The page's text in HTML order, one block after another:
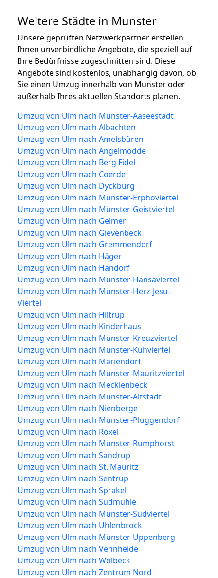
Weitere Städte in Munster
Unsere geprüften Netzwerkpartner erstellen
Ihnen unverbindliche Angebote, die speziell auf
Ihre Bedürfnisse zugeschnitten sind. Diese
Angebote sind kostenlos, unabhängig davon, ob
Sie einen Umzug innerhalb von Munster oder
außerhalb Ihres aktuellen Standorts planen.
Umzug von Ulm nach Münster-Aaseestadt
Umzug von Ulm nach Albachten
Umzug von Ulm nach Amelsbüren
Umzug von Ulm nach Angelmodde
Umzug von Ulm nach Berg Fidel
Umzug von Ulm nach Coerde
Umzug von Ulm nach Dyckburg
Umzug von Ulm nach Münster-Erphoviertel
Umzug von Ulm nach Münster-Geistviertel
Umzug von Ulm nach Gelmer
Umzug von Ulm nach Gievenbeck
Umzug von Ulm nach Gremmendorf
Umzug von Ulm nach Häger
Umzug von Ulm nach Handorf
Umzug von Ulm nach Münster-Hansaviertel
Umzug von Ulm nach Münster-Herz-Jesu-
Viertel
Umzug von Ulm nach Hiltrup
Umzug von Ulm nach Kinderhaus
Umzug von Ulm nach Münster-Kreuzviertel
Umzug von Ulm nach Münster-Kuhviertel
Umzug von Ulm nach Mariendorf
Umzug von Ulm nach Münster-Mauritzviertel
Umzug von Ulm nach Mecklenbeck
Umzug von Ulm nach Münster-Altstadt
Umzug von Ulm nach Nienberge
Umzug von Ulm nach Münster-Pluggendorf
Umzug von Ulm nach Roxel
Umzug von Ulm nach Münster-Rumphorst
Umzug von Ulm nach Sandrup
Umzug von Ulm nach St. Mauritz
Umzug von Ulm nach Sentrup
Umzug von Ulm nach Sprakel
Umzug von Ulm nach Sudmühle
Umzug von Ulm nach Münster-Südviertel
Umzug von Ulm nach Uhlenbrock
Umzug von Ulm nach Münster-Uppenberg
Umzug von Ulm nach Vennheide
Umzug von Ulm nach Wolbeck
Umzug von Ulm nach Zentrum Nord